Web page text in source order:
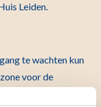
Leiden.
te wachten kun
voor de